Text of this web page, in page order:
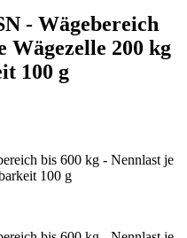
- Wägebereich
Wägezelle 200 kg
100 g